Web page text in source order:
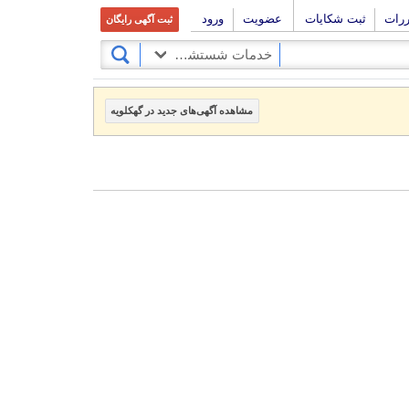
ثبت شکایات عضویت ورود ثبت آگهی رایگان
خدمات شستشو و نظافت
مشاهده آگهی‌های جدید در گهکلویه